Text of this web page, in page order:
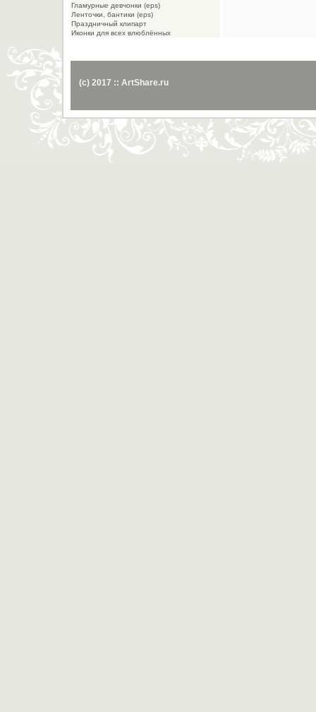
Гламурные девчонки (eps)
Ленточки, бантики (eps)
Праздничный клипарт
Иконки для всех влюблённых
(c) 2017 :: ArtShare.ru